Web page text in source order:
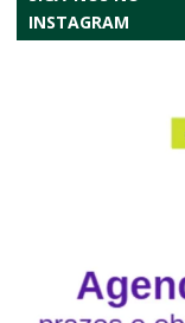
INSTAGRAM